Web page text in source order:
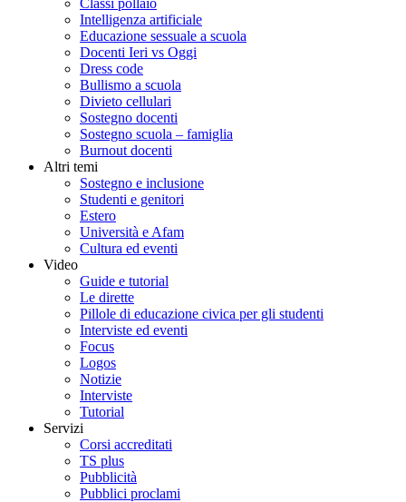
Classi pollaio
Intelligenza artificiale
Educazione sessuale a scuola
Docenti Ieri vs Oggi
Dress code
Bullismo a scuola
Divieto cellulari
Sostegno docenti
Sostegno scuola – famiglia
Burnout docenti
Altri temi
Sostegno e inclusione
Studenti e genitori
Estero
Università e Afam
Cultura ed eventi
Video
Guide e tutorial
Le dirette
Pillole di educazione civica per gli studenti
Interviste ed eventi
Focus
Logos
Notizie
Interviste
Tutorial
Servizi
Corsi accreditati
TS plus
Pubblicità
Pubblici proclami